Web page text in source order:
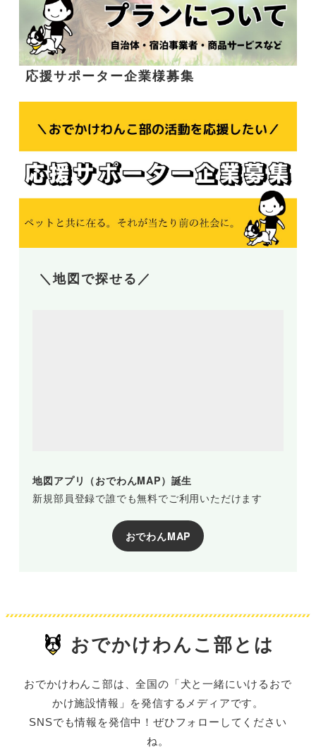
応援サポーター企業様募集
＼地図で探せる／
地図アプリ（おでわんMAP）誕生
新規部員登録で誰でも無料でご利用いただけます
おでわんMAP
おでかけわんこ部とは
おでかけわんこ部は、全国の「犬と一緒にいけるおで
かけ施設情報」を発信するメディアです。
SNSでも情報を発信中！ぜひフォローしてください
ね。